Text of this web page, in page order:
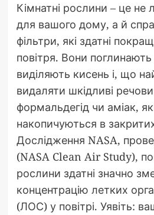
Кімнатні рослини – це не
для вашого дому, а й
фільтри, які здатні
повітря. Вони
виділяють кисень і, що
видаляти шкідливі
формальдегід чи аміак,
накопичуються в
Дослідження NASA,
(NASA Clean Air Study),
рослини здатні значно
концентрацію летких
(ЛОС) у повітрі. Уявіть: